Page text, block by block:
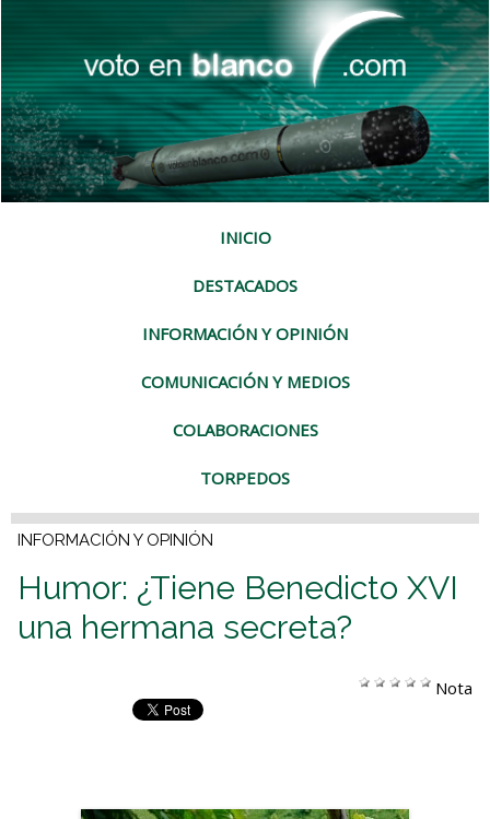
INICIO
DESTACADOS
INFORMACIÓN Y OPINIÓN
COMUNICACIÓN Y MEDIOS
COLABORACIONES
TORPEDOS
INFORMACIÓN Y OPINIÓN
Humor: ¿Tiene Benedicto XVI
una hermana secreta?
Nota